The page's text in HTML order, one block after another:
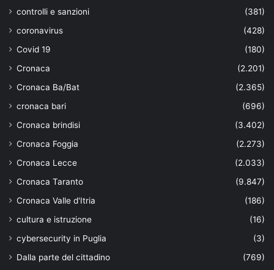
controlli e sanzioni
(381)
coronavirus
(428)
Covid 19
(180)
Cronaca
(2.201)
Cronaca Ba/Bat
(2.365)
cronaca bari
(696)
Cronaca brindisi
(3.402)
Cronaca Foggia
(2.273)
Cronaca Lecce
(2.033)
Cronaca Taranto
(9.847)
Cronaca Valle d'Itria
(186)
cultura e istruzione
(16)
cybersecurity in Puglia
(3)
Dalla parte del cittadino
(769)